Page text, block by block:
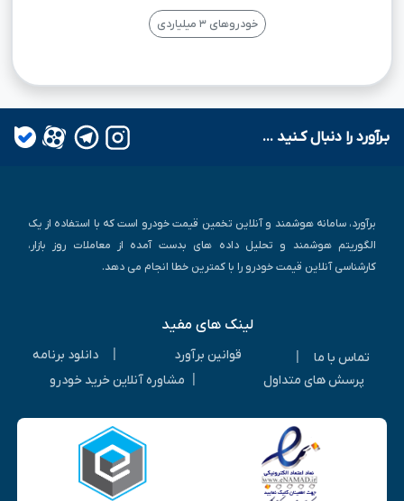
خودروهای ۳ میلیاردی
بـرآورد را دنبال کـنید ...
برآورد، سامانه هوشمند و آنلاین تخمین قیمت خودرو است که با استفاده از یک
الگوریتم هوشمند و تحلیل داده های بدست آمده از معاملات روز بازار،
کارشناسی آنلاین قیمت خودرو را با کمترین خطا انجام می دهد.
لینک های مفید
تماس با ما قوانین برآورد
دانلود برنامه
پرسش های متداول
مشاوره آنلاین خرید خودرو